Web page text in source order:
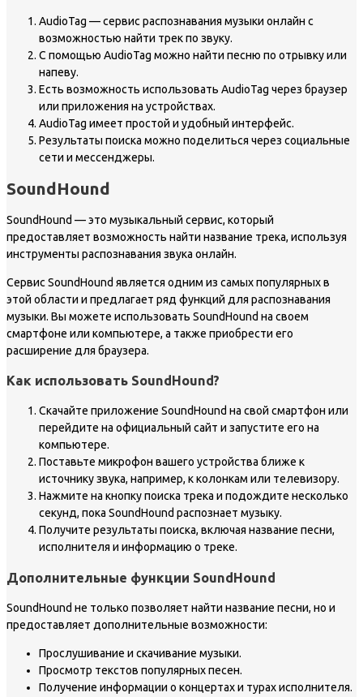
AudioTag — сервис распознавания музыки онлайн с
возможностью найти трек по звуку.
С помощью AudioTag можно найти песню по отрывку или
напеву.
Есть возможность использовать AudioTag через браузер
или приложения на устройствах.
AudioTag имеет простой и удобный интерфейс.
Результаты поиска можно поделиться через социальные
сети и мессенджеры.
SoundHound
SoundHound — это музыкальный сервис, который
предоставляет возможность найти название трека, используя
инструменты распознавания звука онлайн.
Сервис SoundHound является одним из самых популярных в
этой области и предлагает ряд функций для распознавания
музыки. Вы можете использовать SoundHound на своем
смартфоне или компьютере, а также приобрести его
расширение для браузера.
Как использовать SoundHound?
Скачайте приложение SoundHound на свой смартфон или
перейдите на официальный сайт и запустите его на
компьютере.
Поставьте микрофон вашего устройства ближе к
источнику звука, например, к колонкам или телевизору.
Нажмите на кнопку поиска трека и подождите несколько
секунд, пока SoundHound распознает музыку.
Получите результаты поиска, включая название песни,
исполнителя и информацию о треке.
Дополнительные функции SoundHound
SoundHound не только позволяет найти название песни, но и
предоставляет дополнительные возможности:
Прослушивание и скачивание музыки.
Просмотр текстов популярных песен.
Получение информации о концертах и турах исполнителя.